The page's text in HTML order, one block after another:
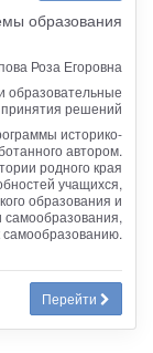
образования
Роза Егоровна
образовательные
принятия решений
историко-
автором.
родного края
учащихся,
образования и
самообразования,
самообразованию.
Перейти